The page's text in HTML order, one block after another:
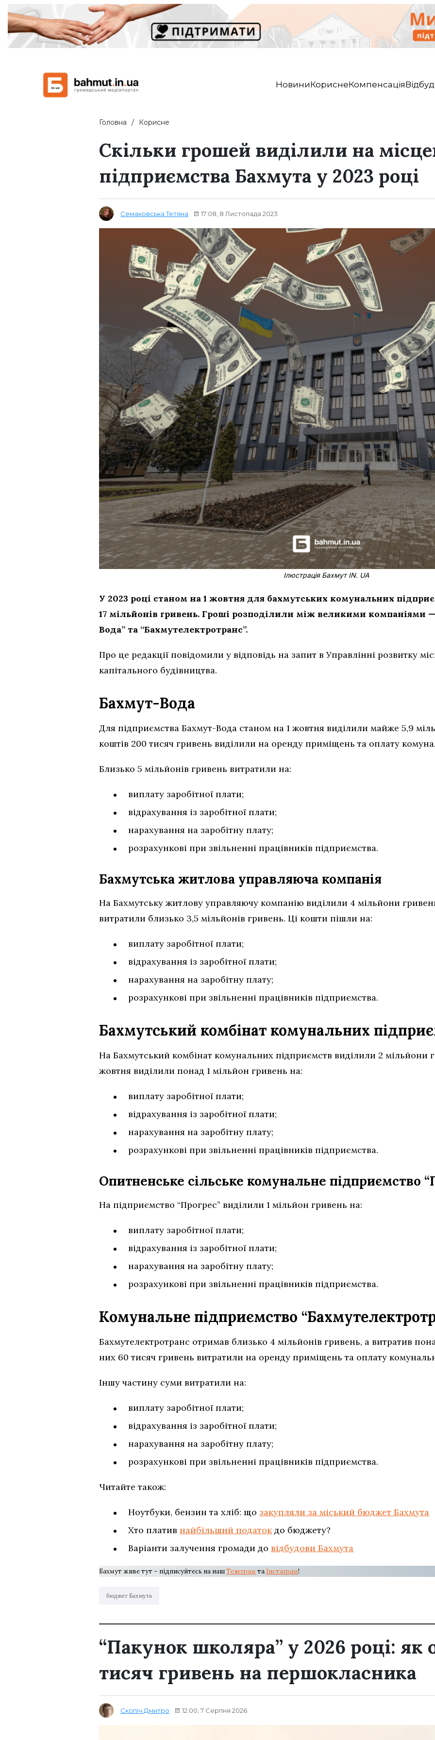
НовиниКориснеКомпенсація
Головна Корисне
Скільки грошей виділили на
підприємства Бахмута у 2023 році
Семаковська Тетяна 17:08, 8 Листопада 2023
Ілюстрація Бахмут IN. UA
У 2023 році станом на 1 жовтня для бахмутських комунальних
17 мільйонів гривень. Гроші розподілили між великими компаніями —
Вода” та “Бахмутелектротранс”.
Про це редакції повідомили у відповідь на запит в Управлінні розвитку
капітального будівництва.
Бахмут-Вода
Для підприємства Бахмут-Вода станом на 1 жовтня виділили майже 5,9
коштів 200 тисяч гривень виділили на оренду приміщень та оплату
Близько 5 мільйонів гривень витратили на:
виплату заробітної плати;
відрахування із заробітної плати;
нарахування на заробітну плату;
розрахункові при звільненні працівників підприємства.
Бахмутська житлова управляюча компанія
На Бахмутську житлову управляючу компанію виділили 4 мільйони
витратили близько 3,5 мільйонів гривень. Ці кошти пішли на:
виплату заробітної плати;
відрахування із заробітної плати;
нарахування на заробітну плату;
розрахункові при звільненні працівників підприємства.
Бахмутський комбінат комунальних
На Бахмутський комбінат комунальних підприємств виділили 2 мільйони
жовтня виділили понад 1 мільйон гривень на:
виплату заробітної плати;
відрахування із заробітної плати;
нарахування на заробітну плату;
розрахункові при звільненні працівників підприємства.
Опитненське сільське комунальне підприємство
На підприємство “Прогрес” виділили 1 мільйон гривень на:
виплату заробітної плати;
відрахування із заробітної плати;
нарахування на заробітну плату;
розрахункові при звільненні працівників підприємства.
Комунальне підприємство
Бахмутелектротранс отримав близько 4 мільйонів гривень, а витратив
них 60 тисяч гривень витратили на оренду приміщень та оплату
Іншу частину суми витратили на:
виплату заробітної плати;
відрахування із заробітної плати;
нарахування на заробітну плату;
розрахункові при звільненні працівників підприємства.
Читайте також:
Ноутбуки, бензин та хліб: що закупляли за міський бюджет Бахмута
Хто платив найбільший податокдо бюджету?
Варіанти залучення громади до відбудови Бахмута
Бахмут живе тут – підписуйтесь на нашТелеграм та Інстаграм!
бюджет Бахмута
“Пакунок школяра” у 2026 році: як
тисяч гривень на першокласника
Скопіч Дмитро 12:00, 7 Серпня 2026